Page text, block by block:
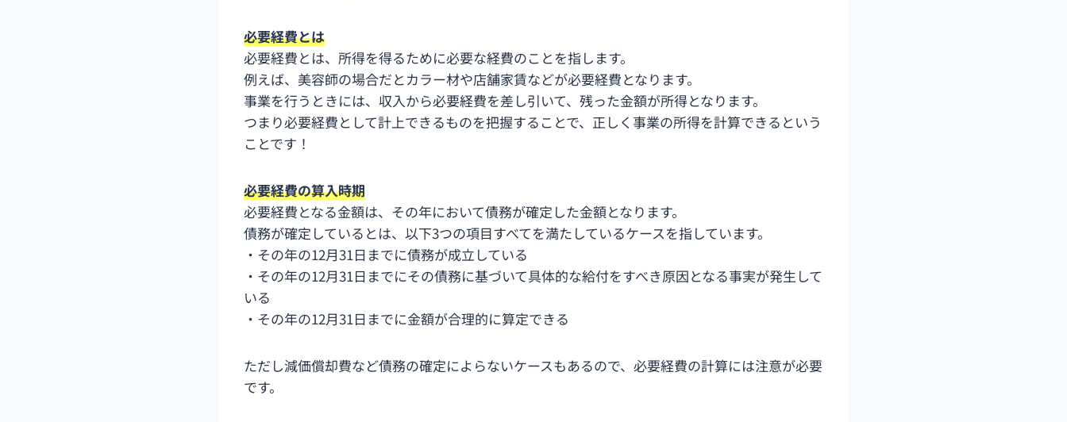
必要経費とは
必要経費とは、所得を得るために必要な経費のことを指します。
例えば、美容師の場合だとカラー材や店舗家賃などが必要経費となります。
事業を行うときには、収入から必要経費を差し引いて、残った金額が所得となります。
つまり必要経費として計上できるものを把握することで、正しく事業の所得を計算できるという
ことです！
必要経費の算入時期
必要経費となる金額は、その年において債務が確定した金額となります。
債務が確定しているとは、以下3つの項目すべてを満たしているケースを指しています。
・その年の12月31日までに債務が成立している
・その年の12月31日までにその債務に基づいて具体的な給付をすべき原因となる事実が発生して
いる
・その年の12月31日までに金額が合理的に算定できる
ただし減価償却費など債務の確定によらないケースもあるので、必要経費の計算には注意が必要
です。